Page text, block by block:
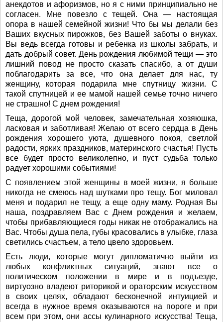
анекдотов и афоризмов, но я с ними принципиально не
согласен. Мне повезло с тещей. Она — настоящая
опора в нашей семейной жизни! Что бы мы делали без
Ваших вкусных пирожков, без Вашей заботы о внуках.
Вы ведь всегда готовы и ребенка из школы забрать, и
дать добрый совет. День рождения любимой тещи — это
лишний повод не просто сказать спасибо, а от души
поблагодарить за все, что она делает для нас, ту
женщину, которая подарила мне спутницу жизни. С
такой спутницей и ее мамой нашей семье точно ничего
не страшно! С днем рождения!
Теща, дорогой мой человек, замечательная хозяюшка,
ласковая и заботливая! Желаю от всего сердца в День
рождения хорошего уюта, душевного покоя, светлой
радости, ярких праздников, материнского счастья! Пусть
все будет просто великолепно, и пуст судьба только
радует хорошими событиями!
С появлением этой женщины в моей жизни, я больше
никогда не смеюсь над шутками про тещу. Бог миловал
меня и подарил не тещу, а еще одну маму. Родная Вы
наша, поздравляем Вас с Днем рождения и желаем,
чтобы прибавляющиеся годы никак не отображались на
Вас. Чтобы душа пела, губы красовались в улыбке, глаза
светились счастьем, а тело цвело здоровьем.
Есть люди, которые могут дипломатично выйти из
любых конфликтных ситуаций, знают все о
политическом положении в мире и в подъезде,
виртуозно владеют риторикой и ораторским искусством
в своих целях, обладают бесконечной интуицией и
всегда в нужное время оказываются на пороге и при
всем при этом, они ассы кулинарного искусства! Теща,